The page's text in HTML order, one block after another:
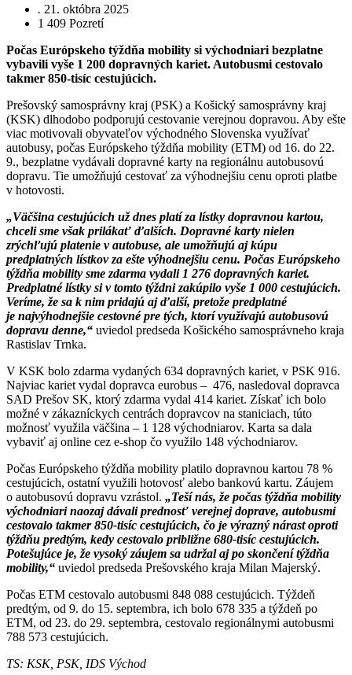
. 21. októbra 2025
1 409 Pozretí
Počas Európskeho týždňa mobility si východniari bezplatne
vybavili vyše 1 200 dopravných kariet. Autobusmi cestovalo
takmer 850-tisíc cestujúcich.
Prešovský samosprávny kraj (PSK) a Košický samosprávny kraj
(KSK) dlhodobo podporujú cestovanie verejnou dopravou. Aby ešte
viac motivovali obyvateľov východného Slovenska využívať
autobusy, počas Európskeho týždňa mobility (ETM) od 16. do 22.
9., bezplatne vydávali dopravné karty na regionálnu autobusovú
dopravu. Tie umožňujú cestovať za výhodnejšiu cenu oproti platbe
v hotovosti.
„Väčšina cestujúcich už dnes platí za lístky dopravnou kartou,
chceli sme však prilákať ďalších. Dopravné karty nielen
zrýchľujú platenie v autobuse, ale umožňujú aj kúpu
predplatných lístkov za ešte výhodnejšiu cenu. Počas Európskeho
týždňa mobility sme zdarma vydali 1 276 dopravných kariet.
Predplatné lístky si v tomto týždni zakúpilo vyše 1 000 cestujúcich.
Veríme, že sa k nim pridajú aj ďalší, pretože predplatné
je najvýhodnejšie cestovné pre tých, ktorí využívajú autobusovú
dopravu denne,“ uviedol predseda Košického samosprávneho kraja
Rastislav Trnka.
V KSK bolo zdarma vydaných 634 dopravných kariet, v PSK 916.
Najviac kariet vydal dopravca eurobus – 476, nasledoval dopravca
SAD Prešov SK, ktorý zdarma vydal 414 kariet. Získať ich bolo
možné v zákazníckych centrách dopravcov na staniciach, túto
možnosť využila väčšina – 1 128 východniarov. Karta sa dala
vybaviť aj online cez e-shop čo využilo 148 východniarov.
Počas Európskeho týždňa mobility platilo dopravnou kartou 78 %
cestujúcich, ostatní využili hotovosť alebo bankovú kartu. Záujem
o autobusovú dopravu vzrástol. „Teší nás, že počas týždňa mobility
východniari naozaj dávali prednosť verejnej doprave, autobusmi
cestovalo takmer 850-tisíc cestujúcich, čo je výrazný nárast oproti
týždňu predtým, kedy cestovalo približne 680-tisíc cestujúcich.
Potešujúce je, že vysoký záujem sa udržal aj po skončení týždňa
mobility,“ uviedol predseda Prešovského kraja Milan Majerský.
Počas ETM cestovalo autobusmi 848 088 cestujúcich. Týždeň
predtým, od 9. do 15. septembra, ich bolo 678 335 a týždeň po
ETM, od 23. do 29. septembra, cestovalo regionálnymi autobusmi
788 573 cestujúcich.
TS: KSK, PSK, IDS Východ